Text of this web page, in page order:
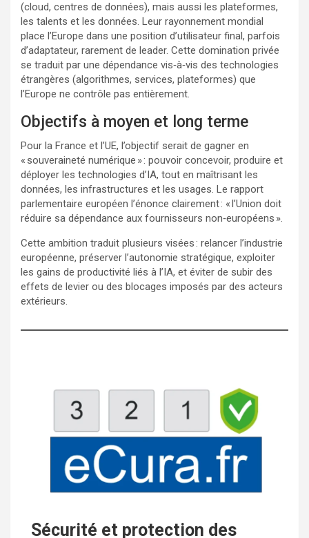
(cloud, centres de données), mais aussi les plateformes,
les talents et les données. Leur rayonnement mondial
place l’Europe dans une position d’utilisateur final, parfois
d’adaptateur, rarement de leader. Cette domination privée
se traduit par une dépendance vis‑à‑vis des technologies
étrangères (algorithmes, services, plateformes) que
l’Europe ne contrôle pas entièrement.
Objectifs à moyen et long terme
Pour la France et l’UE, l’objectif serait de gagner en
« souveraineté numérique » : pouvoir concevoir, produire et
déployer les technologies d’IA, tout en maîtrisant les
données, les infrastructures et les usages. Le rapport
parlementaire européen l’énonce clairement : « l’Union doit
réduire sa dépendance aux fournisseurs non‑européens ».
Cette ambition traduit plusieurs visées : relancer l’industrie
européenne, préserver l’autonomie stratégique, exploiter
les gains de productivité liés à l’IA, et éviter de subir des
effets de levier ou des blocages imposés par des acteurs
extérieurs.
Sécurité et protection des